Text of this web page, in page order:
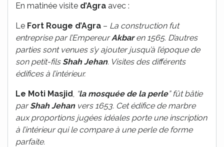
En matinée visite d’Agra avec :
Le Fort Rouge d’Agra – La construction fut
entreprise par l’EmpereurAkbaren 1565. D’autres
parties sont venues s’y ajouter jusqu’à l’époque de
son petit-fils Shah Jehan. Visites des différents
édifices à l’intérieur.
Le Moti Masjid, “la mosquée de la perle” fût bâtie
parShah Jehanvers 1653. Cet édifice de marbre
aux proportions jugées idéales porte une inscription
à l’intérieur qui le compare à une perle de forme
parfaite.